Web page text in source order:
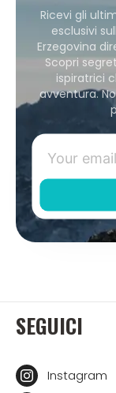
Ricevi gli
esclusivi
Erzegovina
Scopri
ispiratrici
avventura.
SEGUICI
Instagram